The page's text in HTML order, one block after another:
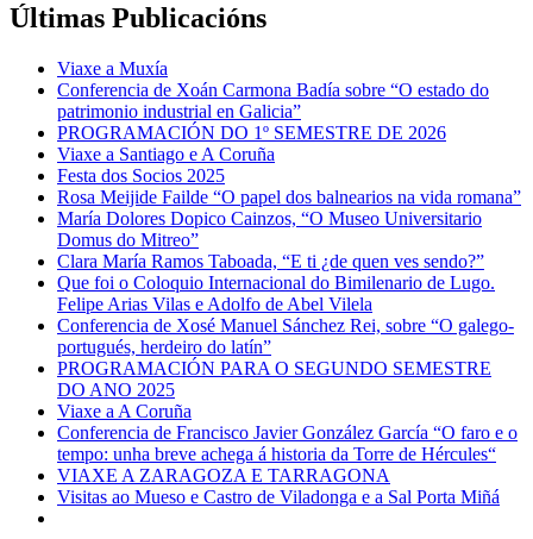
Últimas Publicacións
Viaxe a Muxía
Conferencia de Xoán Carmona Badía sobre “O estado do
patrimonio industrial en Galicia”
PROGRAMACIÓN DO 1º SEMESTRE DE 2026
Viaxe a Santiago e A Coruña
Festa dos Socios 2025
Rosa Meijide Failde “O papel dos balnearios na vida romana”
María Dolores Dopico Cainzos, “O Museo Universitario
Domus do Mitreo”
Clara María Ramos Taboada, “E ti ¿de quen ves sendo?”
Que foi o Coloquio Internacional do Bimilenario de Lugo.
Felipe Arias Vilas e Adolfo de Abel Vilela
Conferencia de Xosé Manuel Sánchez Rei, sobre “O galego-
portugués, herdeiro do latín”
PROGRAMACIÓN PARA O SEGUNDO SEMESTRE
DO ANO 2025
Viaxe a A Coruña
Conferencia de Francisco Javier González García “O faro e o
tempo: unha breve achega á historia da Torre de Hércules“
VIAXE A ZARAGOZA E TARRAGONA
Visitas ao Mueso e Castro de Viladonga e a Sal Porta Miñá